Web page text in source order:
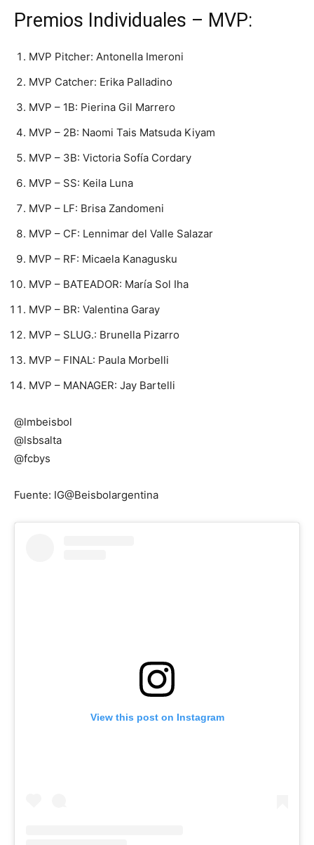
Premios Individuales – MVP:
MVP Pitcher: Antonella Imeroni
MVP Catcher: Erika Palladino
MVP – 1B: Pierina Gil Marrero
MVP – 2B: Naomi Tais Matsuda Kiyam
MVP – 3B: Victoria Sofía Cordary
MVP – SS: Keila Luna
MVP – LF: Brisa Zandomeni
MVP – CF: Lennimar del Valle Salazar
MVP – RF: Micaela Kanagusku
MVP – BATEADOR: María Sol Iha
MVP – BR: Valentina Garay
MVP – SLUG.: Brunella Pizarro
MVP – FINAL: Paula Morbelli
MVP – MANAGER: Jay Bartelli
@lmbeisbol
@lsbsalta
@fcbys
Fuente: IG@Beisbolargentina
View this post on Instagram